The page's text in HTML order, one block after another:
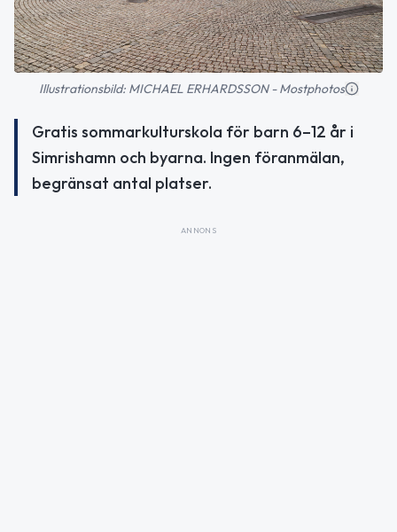
Illustrationsbild: MICHAEL ERHARDSSON - Mostphotos
Gratis sommarkulturskola för barn 6–12 år i
Simrishamn och byarna. Ingen föranmälan,
begränsat antal platser.
ANNONS